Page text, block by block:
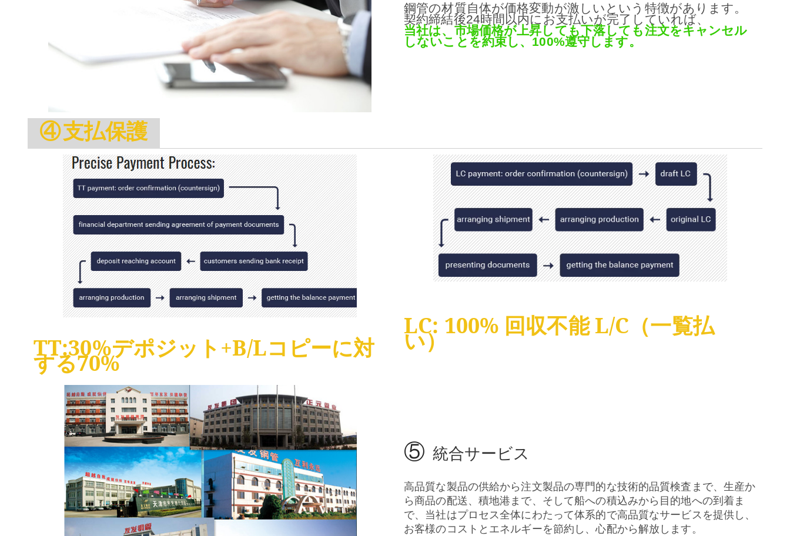
鋼管の材質自体が価格変動が激しいという特徴があります。
契約締結後24時間以内にお支払いが完了していれば、
当社は、市場価格が上昇しても下落しても注文をキャンセル
しないことを約束し、100%遵守します。
④支払保護
TT:30%デポジット+B/Lコピーに対
する70%
LC: 100% 回収不能 L/C（一覧払
い）
⑤ 統合サービス
高品質な製品の供給から注文製品の専門的な技術的品質検査まで、生産か
ら商品の配送、積地港まで、そして船への積込みから目的地への到着ま
で、当社はプロセス全体にわたって体系的で高品質なサービスを提供し、
お客様のコストとエネルギーを節約し、心配から解放します。